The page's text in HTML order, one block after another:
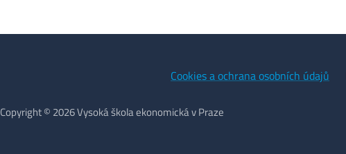
Cookies a ochrana osobních údajů
Copyright © 2026 Vysoká škola ekonomická v Praze